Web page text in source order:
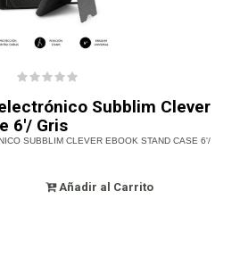
Subblim Clever
6'/ Gris
SUBBLIM CLEVER EBOOK STAND CASE 6'/
Añadir al Carrito